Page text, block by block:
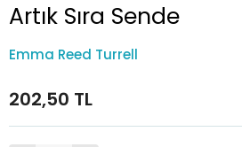
Artık Sıra Sende
Emma Reed Turrell
202,50 TL